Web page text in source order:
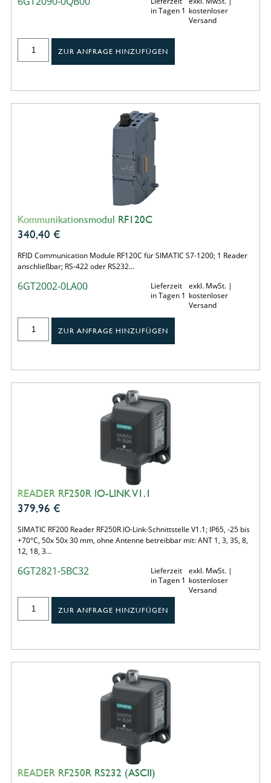
in Tagen 1 kostenloser
Versand
ZUR ANFRAGE HINZUFÜGEN
Kommunikationsmodul RF120C
340,40 €
RFID Communication Module RF120C für SIMATIC S7-1200; 1 Reader
anschließbar; RS-422 oder RS232…
6GT2002-0LA00
Lieferzeit
in Tagen 1
exkl. MwSt. |
kostenloser
Versand
ZUR ANFRAGE HINZUFÜGEN
READER RF250R IO-LINK V1.1
379,96 €
SIMATIC RF200 Reader RF250R IO-Link-Schnittstelle V1.1; IP65, -25 bis
+70°C, 50x 50x 30 mm, ohne Antenne betreibbar mit: ANT 1, 3, 3S, 8,
12, 18, 3…
6GT2821-5BC32
Lieferzeit
in Tagen 1
exkl. MwSt. |
kostenloser
Versand
ZUR ANFRAGE HINZUFÜGEN
READER RF250R RS232 (ASCII)